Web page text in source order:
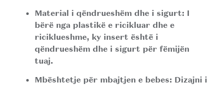
Material i qëndrueshëm dhe i sigurt: I
bërë nga plastikë e ricikluar dhe e
riciklueshme, ky insert është i
qëndrueshëm dhe i sigurt për fëmijën
tuaj.
Mbështetje për mbajtjen e bebes: Dizajni i